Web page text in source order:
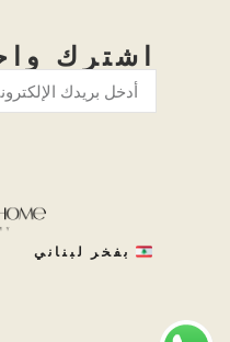
اشترك
بفخر لبناني